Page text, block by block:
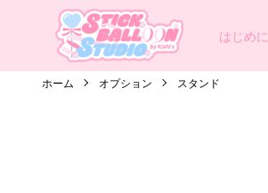
はじめに
ホーム オプション スタンド